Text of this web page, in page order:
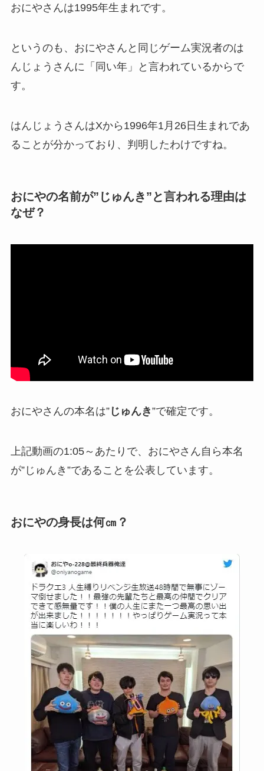
おにやさんは1995年生まれです。
というのも、おにやさんと同じゲーム実況者のは
んじょうさんに「同い年」と言われているからで
す。
はんじょうさんはXから1996年1月26日生まれであ
ることが分かっており、判明したわけですね。
おにやの名前が”じゅんき”と言われる理由は
なぜ？
おにやさんの本名は”じゅんき”で確定です。
上記動画の1:05～あたりで、おにやさん自ら本名
が”じゅんき”であることを公表しています。
おにやの身長は何㎝？